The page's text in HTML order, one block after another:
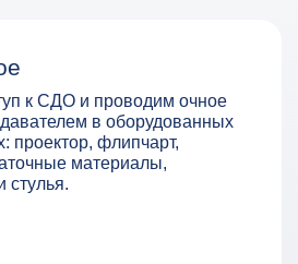
к СДО и проводим очное
в оборудованных
проектор, флипчарт,
материалы,
стулья.